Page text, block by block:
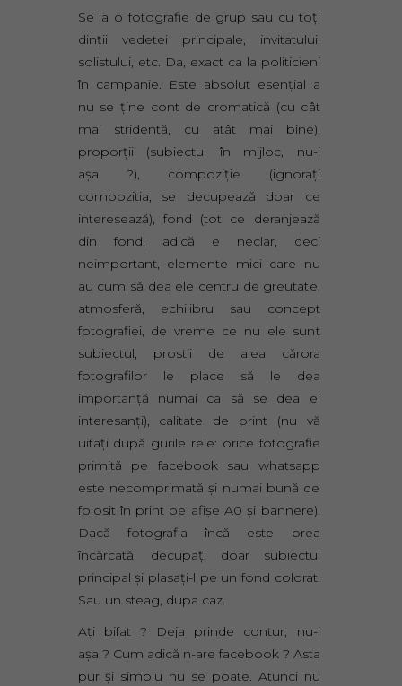
Se ia o fotografie de grup sau cu toţi
dinţii vedetei principale, invitatului,
solistului, etc. Da, exact ca la politicieni
în campanie. Este absolut esenţial a
nu se ţine cont de cromatică (cu cât
mai stridentă, cu atât mai bine),
proporţii (subiectul în mijloc, nu-i
aşa ?), compoziţie (ignoraţi
compozitia, se decupează doar ce
interesează), fond (tot ce deranjează
din fond, adică e neclar, deci
neimportant, elemente mici care nu
au cum să dea ele centru de greutate,
atmosferă, echilibru sau concept
fotografiei, de vreme ce nu ele sunt
subiectul, prostii de alea cărora
fotografilor le place să le dea
importanţă numai ca să se dea ei
interesanţi), calitate de print (nu vă
uitaţi după gurile rele: orice fotografie
primită pe facebook sau whatsapp
este necomprimată şi numai bună de
folosit în print pe afişe A0 şi bannere).
Dacă fotografia încă este prea
încărcată, decupaţi doar subiectul
principal şi plasaţi-l pe un fond colorat.
Sau un steag, dupa caz.
Aţi bifat ? Deja prinde contur, nu-i
aşa ? Cum adică n-are facebook ? Asta
pur şi simplu nu se poate. Atunci nu